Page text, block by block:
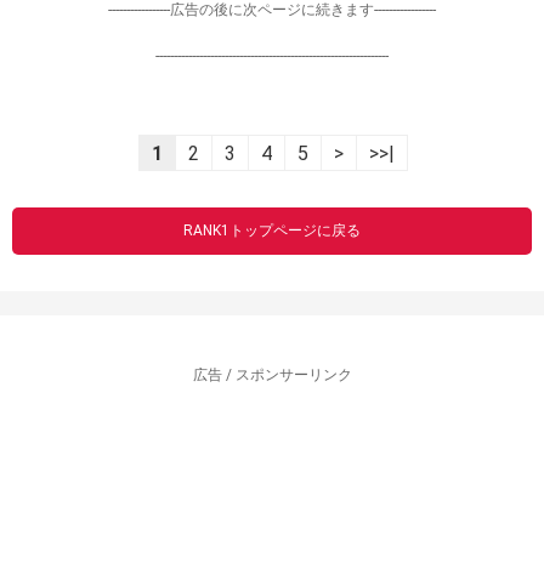
-----------------広告の後に次ページに続きます-----------------
----------------------------------------------------------------
1 2 3 4 5 > >>|
RANK1トップページに戻る
広告 / スポンサーリンク